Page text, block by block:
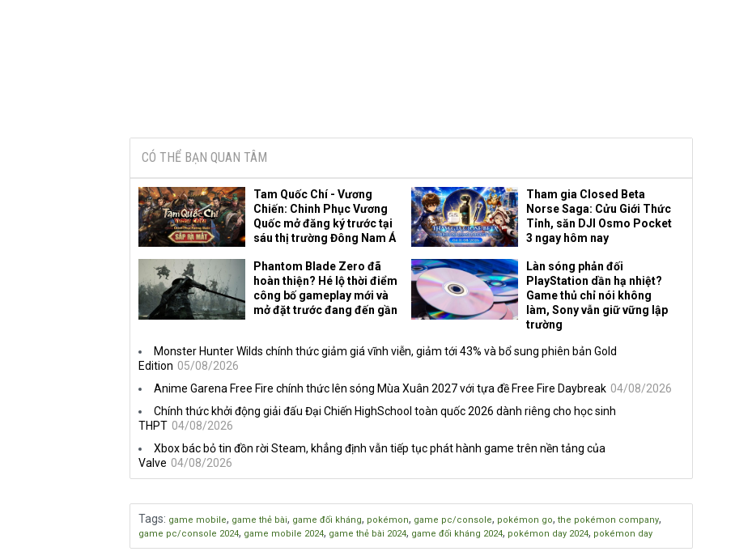
CÓ THỂ BẠN QUAN TÂM
Tam Quốc Chí - Vương
Chiến: Chinh Phục Vương
Quốc mở đăng ký trước tại
sáu thị trường Đông Nam Á
Tham gia Closed Beta
Norse Saga: Cửu Giới Thức
Tỉnh, săn DJI Osmo Pocket
3 ngay hôm nay
Phantom Blade Zero đã
hoàn thiện? Hé lộ thời điểm
công bố gameplay mới và
mở đặt trước đang đến gần
Làn sóng phản đối
PlayStation dần hạ nhiệt?
Game thủ chỉ nói không
làm, Sony vẫn giữ vững lập
trường
Monster Hunter Wilds chính thức giảm giá vĩnh viễn, giảm tới 43% và bổ sung phiên bản Gold
Edition 05/08/2026
Anime Garena Free Fire chính thức lên sóng Mùa Xuân 2027 với tựa đề Free Fire Daybreak 04/08/2026
Chính thức khởi động giải đấu Đại Chiến HighSchool toàn quốc 2026 dành riêng cho học sinh
THPT 04/08/2026
Xbox bác bỏ tin đồn rời Steam, khẳng định vẫn tiếp tục phát hành game trên nền tảng của
Valve 04/08/2026
Tags: game mobile, game thẻ bài, game đối kháng, pokémon, game pc/console, pokémon go, the pokémon company,
game pc/console 2024, game mobile 2024, game thẻ bài 2024, game đối kháng 2024, pokémon day 2024, pokémon day